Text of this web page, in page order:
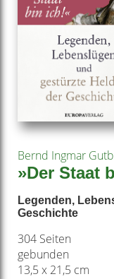
Bernd Ingmar
»Der Staat
Legenden,
Geschichte
304 Seiten
gebunden
13,5 x 21,5 cm